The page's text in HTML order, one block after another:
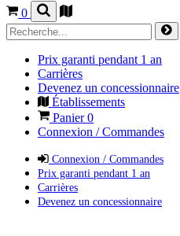
0
Prix garanti pendant 1 an
Carrières
Devenez un concessionnaire
Établissements
Panier0
Connexion / Commandes
Connexion / Commandes
Prix garanti pendant 1 an
Carrières
Devenez un concessionnaire